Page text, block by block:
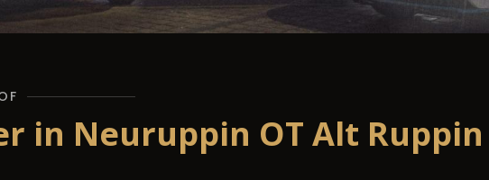
in Neuruppin OT Alt